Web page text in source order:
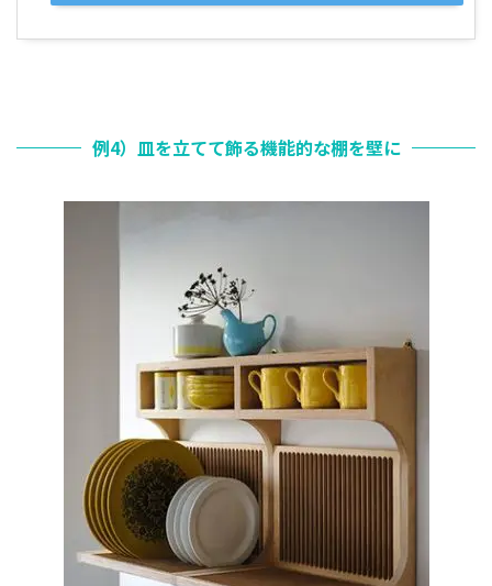
例4）皿を立てて飾る機能的な棚を壁に